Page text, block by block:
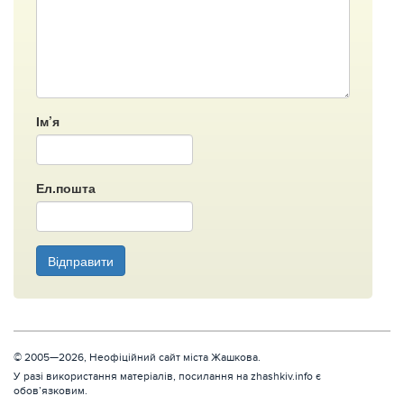
Ім’я
Ел.пошта
Відправити
© 2005—2026, Неофіційний сайт міста Жашкова.
У разі використання матеріалів, посилання на zhashkiv.info є
обов’язковим.